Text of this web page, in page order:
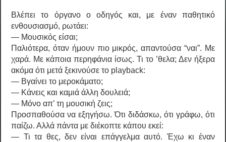
Βλέπει το όργανο ο οδηγός και, με έναν παθητικό
ενθουσιασμό, ρωτάει:
— Μουσικός είσαι;
Παλιότερα, όταν ήμουν πιο μικρός, απαντούσα “ναι”. Με
χαρά. Με κάποια περηφάνια ίσως. Τι το ’θελα; Δεν ήξερα
ακόμα ότι μετά ξεκινούσε το playback:
— Βγαίνει το μεροκάματο;
— Κάνεις και καμιά άλλη δουλειά;
— Μόνο απ’ τη μουσική ζεις;
Προσπαθούσα να εξηγήσω. Ότι διδάσκω, ότι γράφω, ότι
παίζω. Αλλά πάντα με διέκοπτε κάπου εκεί:
— Τι τα θες, δεν είναι επάγγελμα αυτό. Έχω κι έναν